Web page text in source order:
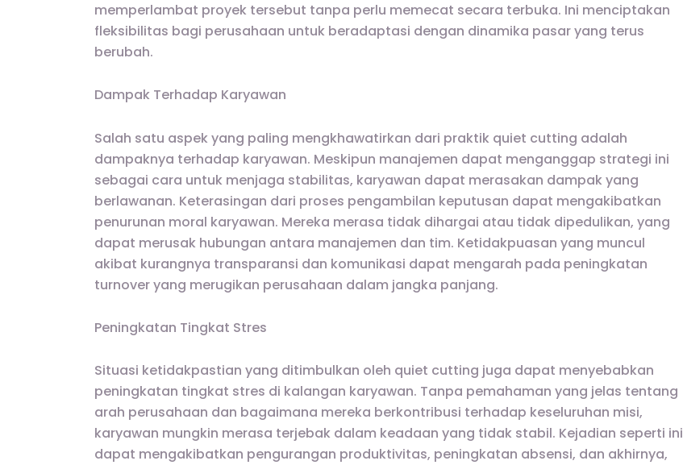
memperlambat proyek tersebut tanpa perlu memecat secara terbuka. Ini menciptakan
fleksibilitas bagi perusahaan untuk beradaptasi dengan dinamika pasar yang terus
berubah.
Dampak Terhadap Karyawan
Salah satu aspek yang paling mengkhawatirkan dari praktik quiet cutting adalah
dampaknya terhadap karyawan. Meskipun manajemen dapat menganggap strategi ini
sebagai cara untuk menjaga stabilitas, karyawan dapat merasakan dampak yang
berlawanan. Keterasingan dari proses pengambilan keputusan dapat mengakibatkan
penurunan moral karyawan. Mereka merasa tidak dihargai atau tidak dipedulikan, yang
dapat merusak hubungan antara manajemen dan tim. Ketidakpuasan yang muncul
akibat kurangnya transparansi dan komunikasi dapat mengarah pada peningkatan
turnover yang merugikan perusahaan dalam jangka panjang.
Peningkatan Tingkat Stres
Situasi ketidakpastian yang ditimbulkan oleh quiet cutting juga dapat menyebabkan
peningkatan tingkat stres di kalangan karyawan. Tanpa pemahaman yang jelas tentang
arah perusahaan dan bagaimana mereka berkontribusi terhadap keseluruhan misi,
karyawan mungkin merasa terjebak dalam keadaan yang tidak stabil. Kejadian seperti ini
dapat mengakibatkan pengurangan produktivitas, peningkatan absensi, dan akhirnya,